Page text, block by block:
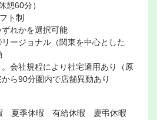
憩60分）
ト制
ずれかを選択可能
ージョナル（関東を中心とした
会社規程により社宅適用あり（原
ら90分圏内で店舗異動あり
夏季休暇 有給休暇 慶弔休暇